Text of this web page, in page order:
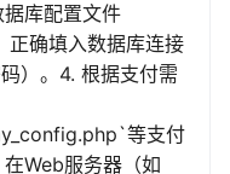
库配置文件
确填入数据库连接
）。4. 根据支付需
等支付
Web服务器（如